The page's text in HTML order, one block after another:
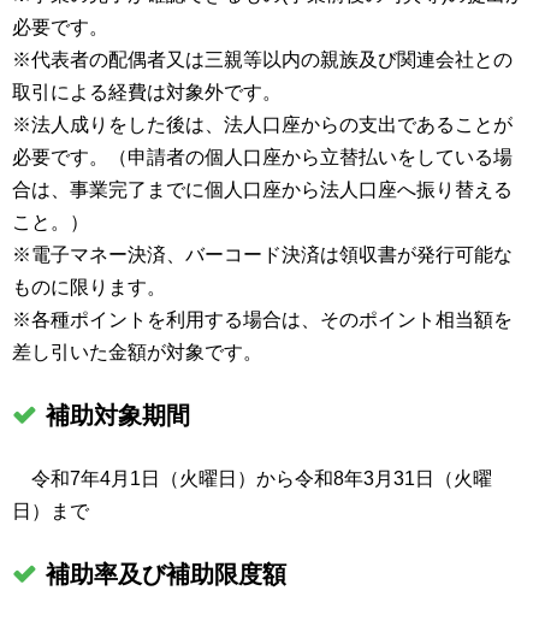
必要です。
※代表者の配偶者又は三親等以内の親族及び関連会社との
取引による経費は対象外です。
※法人成りをした後は、法人口座からの支出であることが
必要です。（申請者の個人口座から立替払いをしている場
合は、事業完了までに個人口座から法人口座へ振り替える
こと。）
※電子マネー決済、バーコード決済は領収書が発行可能な
ものに限ります。
※各種ポイントを利用する場合は、そのポイント相当額を
差し引いた金額が対象です。
補助対象期間
令和7年4月1日（火曜日）から令和8年3月31日（火曜
日）まで
補助率及び補助限度額